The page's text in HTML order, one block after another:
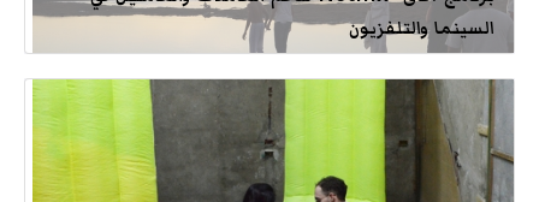
السينما والتلفزيون